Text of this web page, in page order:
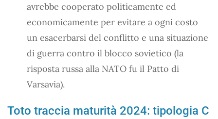
avrebbe cooperato politicamente ed
economicamente per evitare a ogni costo
un esacerbarsi del conflitto e una situazione
di guerra contro il blocco sovietico (la
risposta russa alla NATO fu il Patto di
Varsavia).
Toto traccia maturità 2024: tipologia C